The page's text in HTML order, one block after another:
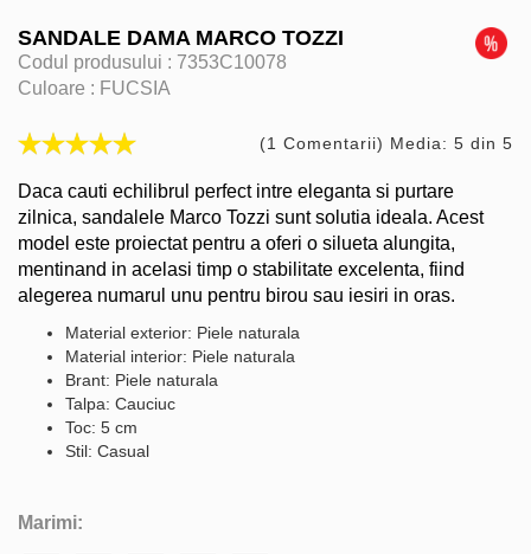
SANDALE DAMA MARCO TOZZI
Codul produsului : 7353C10078
Culoare : FUCSIA
(1 Comentarii) Media: 5 din 5
Daca cauti echilibrul perfect intre eleganta si purtare
zilnica, sandalele Marco Tozzi sunt solutia ideala. Acest
model este proiectat pentru a oferi o silueta alungita,
mentinand in acelasi timp o stabilitate excelenta, fiind
alegerea numarul unu pentru birou sau iesiri in oras.
Material exterior: Piele naturala
Material interior: Piele naturala
Brant: Piele naturala
Talpa: Cauciuc
Toc: 5 cm
Stil: Casual
Marimi: